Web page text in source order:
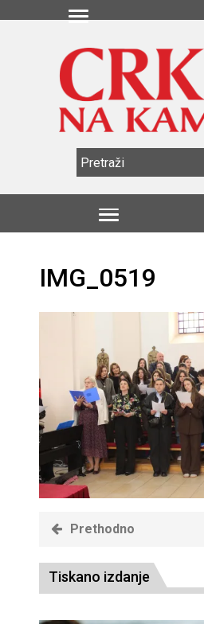
IMG_0519
Prethodno
Tiskano izdanje